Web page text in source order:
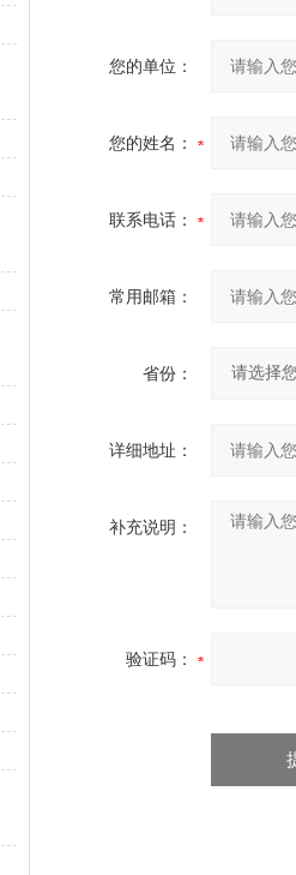
您的单位：
您的姓名：
联系电话：
常用邮箱：
省份：
详细地址：
补充说明：
验证码：